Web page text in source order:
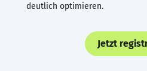
deutlich optimieren.
Jetzt